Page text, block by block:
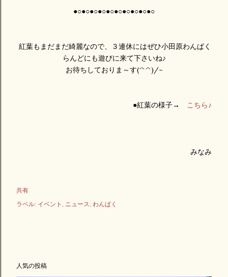
●○●○●○●○●○●○●○●○●○●○
紅葉もまだまだ綺麗なので、３連休にはぜひ小田原わんぱく
らんどにも遊びに来て下さいね♪
お待ちしておりま～す(^^)/~
●紅葉の様子→ こちら♪
みなみ
共有
ラベル: イベント ニュース わんぱく
人気の投稿